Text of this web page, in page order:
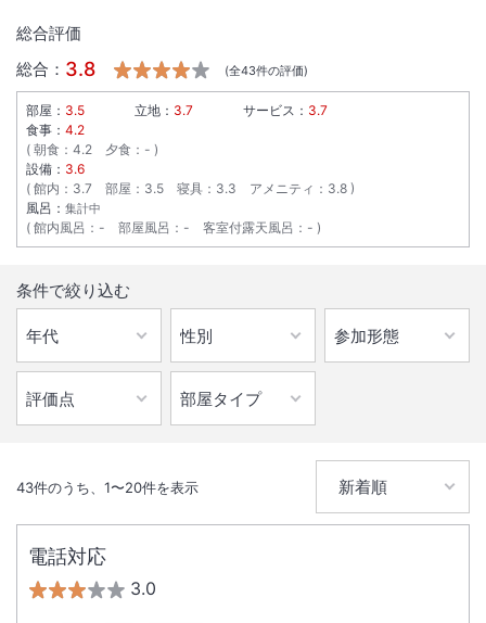
ー夕陽と星を眺める瀬戸内海の島時間ー日本夕陽百選の美しい展望をお
楽しみください。新鮮な魚介や旬の素材にこだわった料理も人気！全館
チェックイン
15:00/ OUT チェック
10:00
駐車場あり
総合評価
総合： 3.8 (全43件の評価)
部屋： 3.5 立地： 3.7 サービス： 3.7
食事： 4.2
朝食 ： 4.2 夕食 ： -
設備： 3.6
館内 ： 3.7 部屋 ： 3.5 寝具 ： 3.3 アメニティ ： 3.8
風呂： 集計中
館内風呂 ： - 部屋風呂 ： - 客室付露天風呂 ： -
条件で絞り込む
43件のうち、 1〜20件を表示
電話対応
3.0